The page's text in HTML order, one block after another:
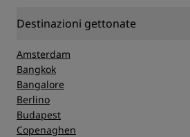
Destinazioni gettonate
Amsterdam
Bangkok
Bangalore
Berlino
Budapest
Copenaghen